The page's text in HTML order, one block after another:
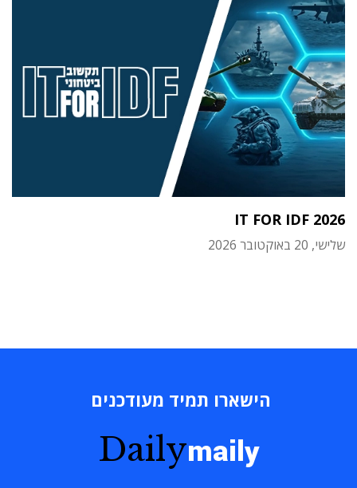
IT FOR IDF 2026
שלישי, 20 באוקטובר 2026
הישארו תמיד מעודכנים
Dailymaily